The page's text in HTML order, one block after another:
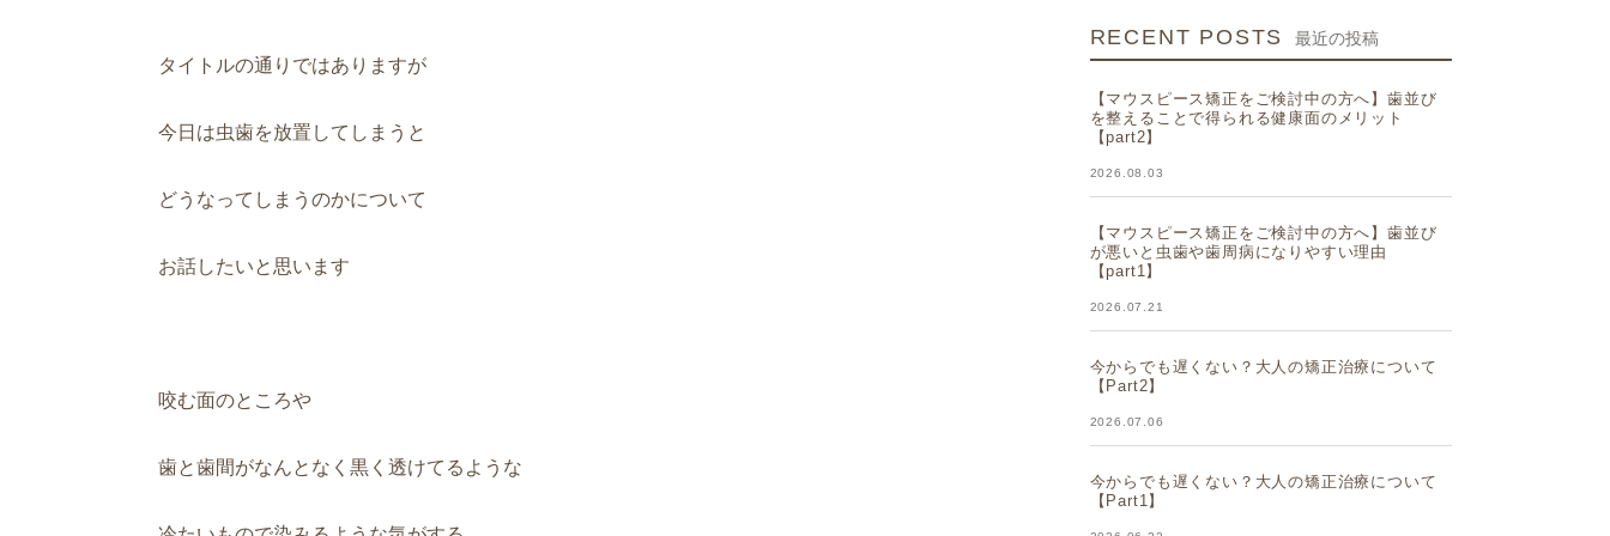
タイトルの通りではありますが
今日は虫歯を放置してしまうと
どうなってしまうのかについて
お話したいと思います
咬む面のところや
歯と歯間がなんとなく黒く透けてるような
RECENT POSTS 最近の投稿
【マウスピース矯正をご検討中の方へ】歯並び
を整えることで得られる健康面のメリット
【part2】
2026.08.03
【マウスピース矯正をご検討中の方へ】歯並び
が悪いと虫歯や歯周病になりやすい理由
【part1】
2026.07.21
今からでも遅くない？大人の矯正治療について
【Part2】
2026.07.06
今からでも遅くない？大人の矯正治療について
【Part1】